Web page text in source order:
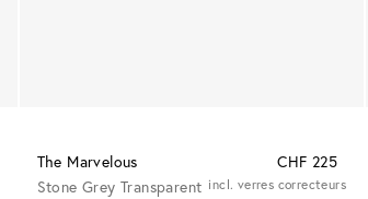
The Marvelous
CHF 225
Stone Grey Transparent incl. verres correcteurs